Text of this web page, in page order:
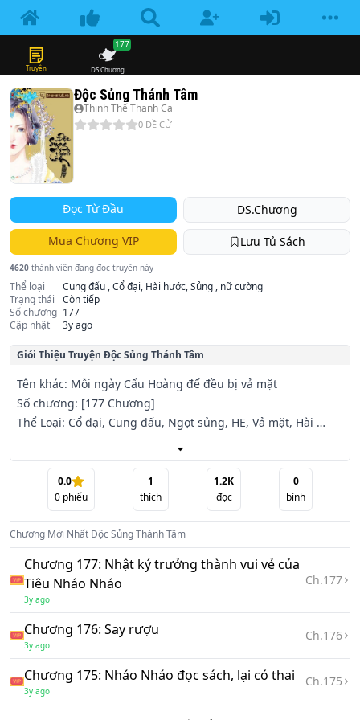
Truyện DS.Chương
177
Độc Sủng Thánh Tâm
Thịnh Thế Thanh Ca
0 ĐỀ CỬ
Đọc Từ Đầu DS.Chương
Mua Chương VIP Lưu Tủ Sách
4620 thành viên đang đọc truyện này
Thể loại
Cung đấu , Cổ đại, Hài hước, Sủng , nữ cường
Trạng thái
Còn tiếp
Số chương 177
Cập nhật
3y ago
Giói Thiệu Truyện Độc Sủng Thánh Tâm
Tên khác: Mỗi ngày Cẩu Hoàng đế đều bị vả mặt
Số chương: [177 Chương]
Thể Loại: Cổ đại, Cung đấu, Ngọt sủng, HE, Vả mặt, Hài
Edit: Team Lãnh Cung.
Người phụ trách: Hy Hoàng Thái Phi.
Năm xưa Tần gia cô nương đội nón xanh cho người con trai
đó nhưng hiện giờ hắn lại đăng cơ xưng đế
Toàn bộ mọi người trong Đại Diệp triều đều háo hứng chờ
xem Tần gia gặp xui xẻo.
Sau đó, Tần gia đền bù cho Hoàng thượng một cô nương
khác.
Nghe đồn cô nương này lớn lên lả lướt xinh đẹp, ngoan
0.0
0 phiếu
1
thích
1.2K
đọc
0
bình
Chương Mới NhấtĐộc Sủng Thánh Tâm
Chương 177: Nhật ký trưởng thành vui vẻ của
Tiêu Nháo Nháo
3y ago
Ch.177
Chương 176: Say rượu
3y ago
Ch.176
Chương 175: Nháo Nháo đọc sách, lại có thai
3y ago
Ch.175